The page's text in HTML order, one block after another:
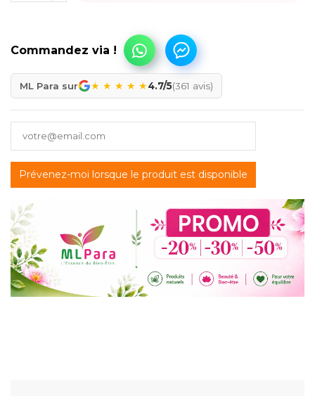
ML Para sur ★ ★ ★ ★ ★4.7/5(361 avis)